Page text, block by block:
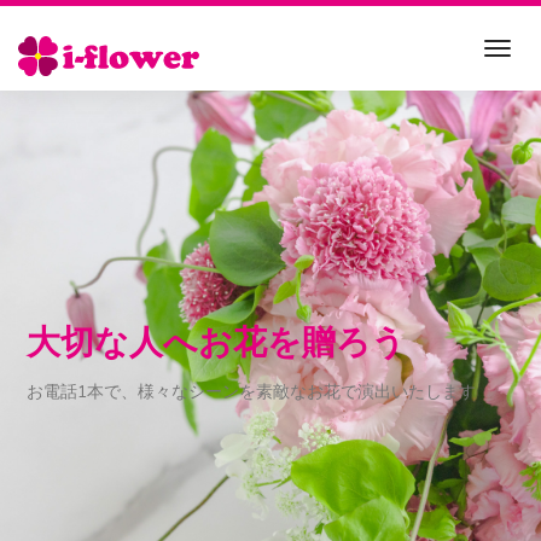
大切な人へお花を贈ろう
お電話1本で、様々なシーンを素敵なお花で演出いたします